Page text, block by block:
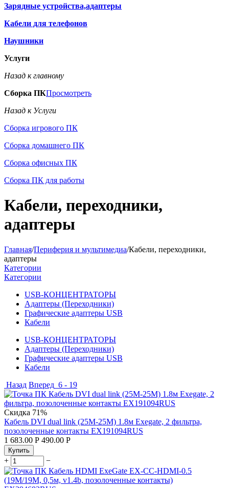
Зарядные устройства,адаптеры
Кабели для телефонов
Наушники
Услуги
Назад к главному
Сборка ПКПросмотреть
Назад к Услуги
Сборка игрового ПК
Сборка домашнего ПК
Сборка офисных ПК
Сборка ПК для работы
Кабели, переходники,
адаптеры
Главная/Периферия и мультимедиа/Кабели, переходники,
адаптеры
Категории
Категории
USB-КОНЦЕНТРАТОРЫ
Адаптеры (Переходники)
Графические адаптеры USB
Кабели
USB-КОНЦЕНТРАТОРЫ
Адаптеры (Переходники)
Графические адаптеры USB
Кабели
Назад Вперед 6 - 19
Скидка 71%
Кабель DVI dual link (25M-25M) 1.8м Exegate, 2 фильтра,
позолоченные контакты EX191094RUS
1 683.00 Р 490.00 Р
Купить
+ −